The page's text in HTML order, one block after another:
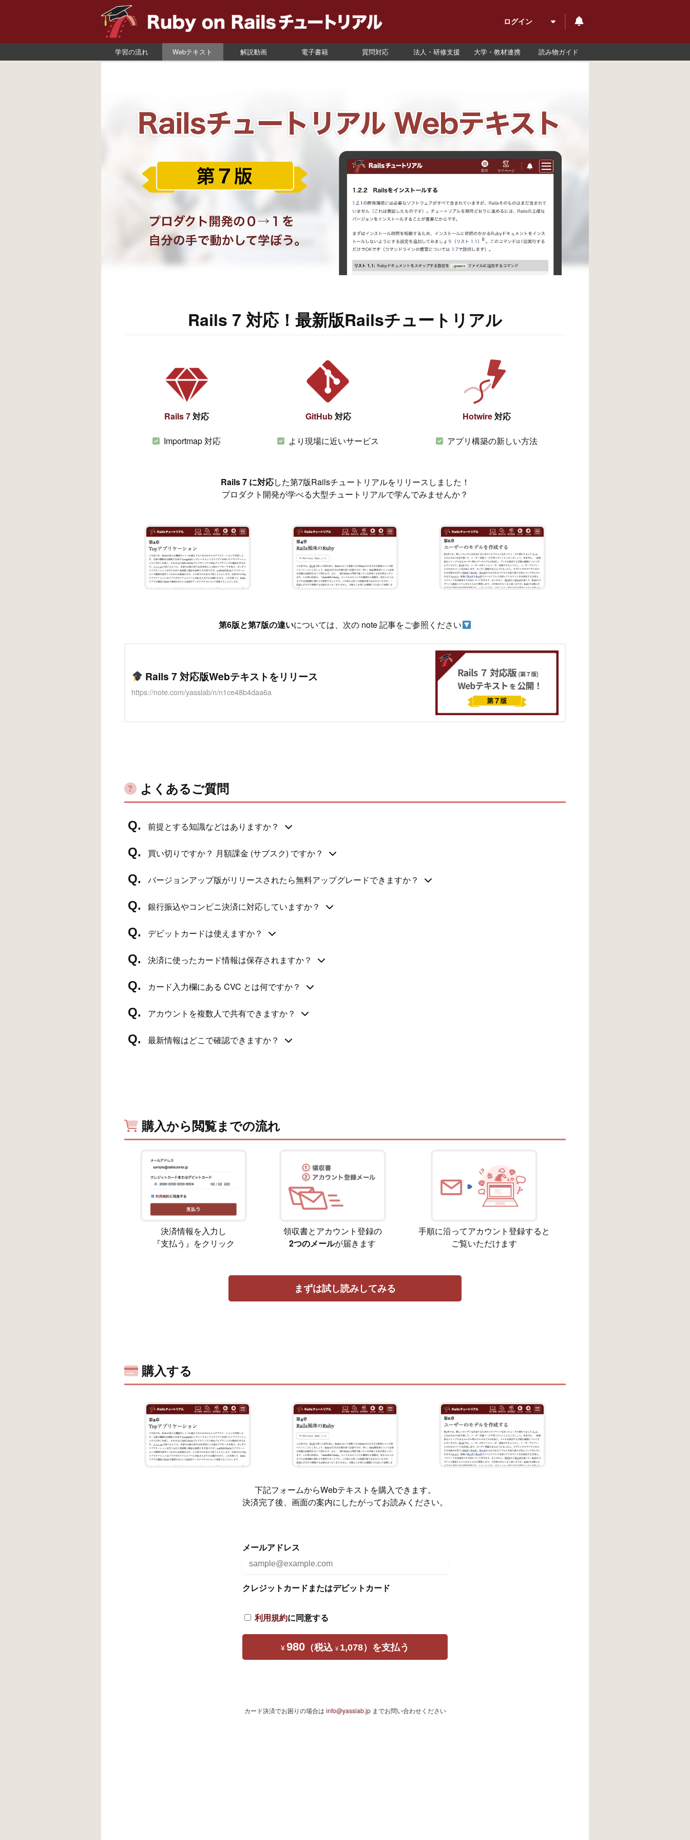
ログイン
学習の流れ Webテキスト 解説動画 電子書籍 質問対応 法人・研修支援 大学・教材連携 読み物ガイド
Rails 7 対応！ 最新版Railsチュートリアル
Rails 7対応
Importmap 対応
GitHub対応
より現場に近いサービス
Hotwire対応
アプリ構築の新しい方法
Rails 7 に対応した第7版Railsチュートリアルをリリースしました！
プロダクト開発が学べる大型チュートリアルで学んでみませんか？
第6版と第7版の違いについては、次の note 記事をご参照ください
Rails 7 対応版Webテキストをリリース
https://note.com/yasslab/n/n1ce48b4daa6a
よくあるご質問
前提とする知識などはありますか？
買い切りですか？ 月額課金 (サブスク) ですか？
バージョンアップ版がリリースされたら無料アップグレードできますか？
銀行振込やコンビニ決済に対応していますか？
デビットカードは使えますか？
決済に使ったカード情報は保存されますか？
カード入力欄にある CVC とは何ですか？
アカウントを複数人で共有できますか？
最新情報はどこで確認できますか？
購入から閲覧までの流れ
決済情報を入力し
『支払う』をクリック
領収書とアカウント登録の
2つのメールが届きます
手順に沿ってアカウント登録すると
ご覧いただけます
まずは試し読みしてみる
購入する
下記フォームからWebテキストを購入できます。
決済完了後、画面の案内にしたがってお読みください。
メールアドレス
クレジットカードまたはデビットカード
利用規約に同意する
¥ 980 （税込¥ 1,078） を支払う
カード決済でお困りの場合は info@yasslab.jpまでお問い合わせください